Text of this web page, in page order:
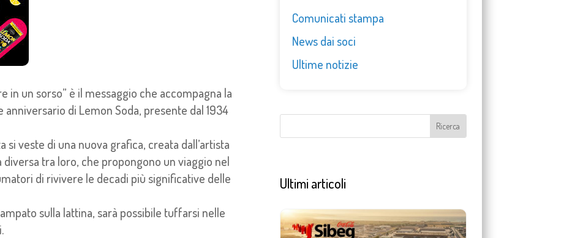
in un sorso” è il messaggio che accompagna la
di Lemon Soda, presente dal 1934
si veste di una nuova grafica, creata dall’artista
tra loro, che propongono un viaggio nel
di rivivere le decadi più significative delle
sulla lattina, sarà possibile tuffarsi nelle
Comunicati stampa
News dai soci
Ultime notizie
Ultimi articoli